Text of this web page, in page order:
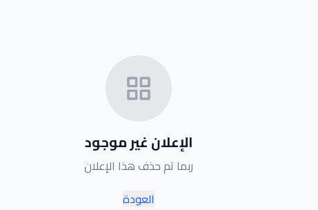
الإعلان غير موجود
ربما تم حذف هذا الإعلان
العودة